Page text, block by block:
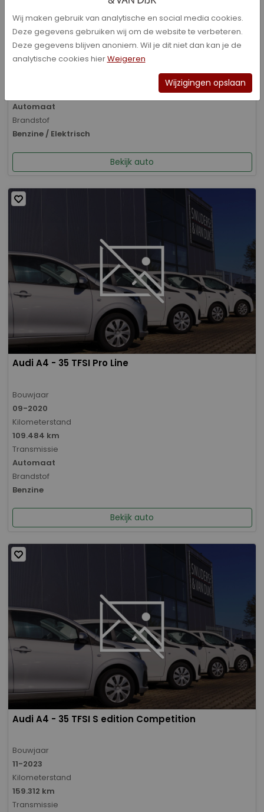
Audi A3 - Sportback 40 TFSI e Advanced edition
Bouwjaar
01-2026
Kilometerstand
Automaat
Brandstof
Benzine / Elektrisch
Bekijk auto
Audi A4 - 35 TFSI Pro Line
Bouwjaar
09-2020
Kilometerstand
109.484 km
Transmissie
Automaat
Brandstof
Benzine
Bekijk auto
Audi A4 - 35 TFSI S edition Competition
Bouwjaar
11-2023
Kilometerstand
159.312 km
Transmissie
Wij maken gebruik van analytische en social media cookies.
Deze gegevens gebruiken wij om de website te verbeteren.
Deze gegevens blijven anoniem. Wil je dit niet dan kan je de
analytische cookies hierWeigeren
Wijzigingen opslaan